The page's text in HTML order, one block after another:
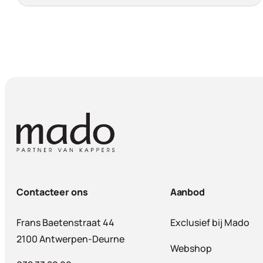
Contacteer ons
Frans Baetenstraat 44
2100 Antwerpen-Deurne
Aanbod
Exclusief bij Mado
Webshop